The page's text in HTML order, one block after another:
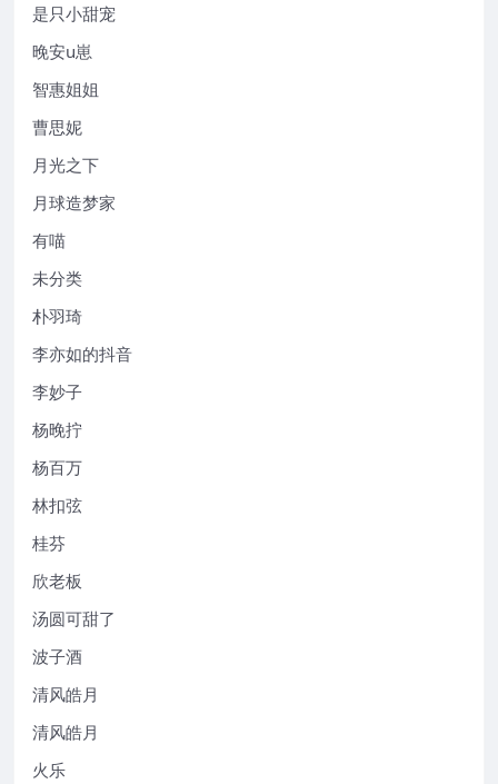
是只小甜宠
晚安u崽
智惠姐姐
曹思妮
月光之下
月球造梦家
有喵
未分类
朴羽琦
李亦如的抖音
李妙子
杨晚拧
杨百万
林扣弦
桂芬
欣老板
汤圆可甜了
波子酒
清风皓月
清风皓月
火乐